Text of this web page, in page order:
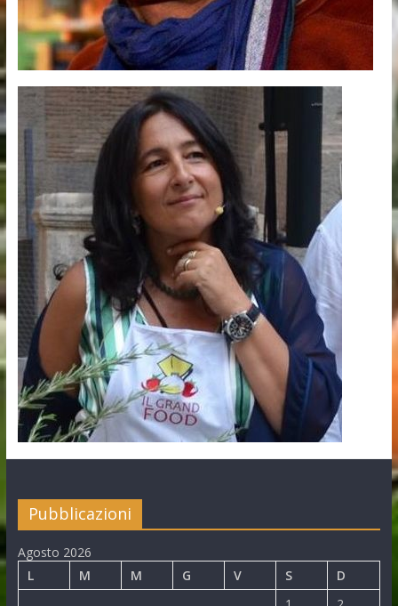
Pubblicazioni
Agosto 2026
L
M M G V S
D